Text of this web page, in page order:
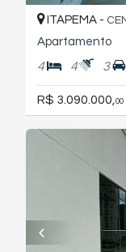
ITAPEMA -
Apartamento
4 4 3
R$ 3.090.000,00